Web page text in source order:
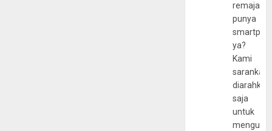
remaja
punya
ya?
Kami
sarankan,
diarahkan
saja
untuk